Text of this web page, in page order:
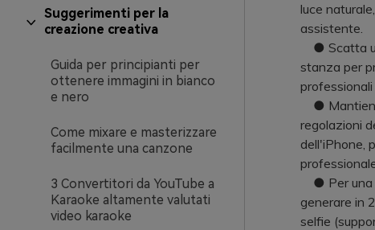
Suggerimenti per la
creazione creativa
Guida per principianti per
ottenere immagini in bianco
e nero
Come mixare e masterizzare
facilmente una canzone
3 Convertitori da YouTube a
Karaoke altamente valutati
video karaoke
luce
assistente.
● Scatta
stanza per
● Mantieni
regolazioni
dell'iPhone,
● Per una
generare in
selfie